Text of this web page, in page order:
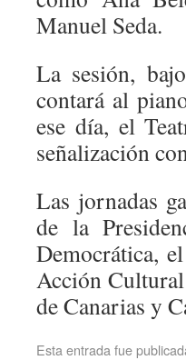
Manuel Seda.
La sesión,
contará al
ese día, el
señalización
Las jornadas
de la
Democrática,
Acción
de Canarias y
Esta entrada fue